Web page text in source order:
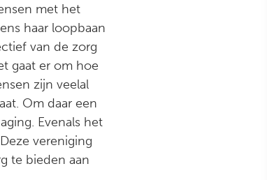
met het
haar loopbaan
van de zorg
gaat er om hoe
zijn veelal
Om daar een
Evenals het
vereniging
te bieden aan